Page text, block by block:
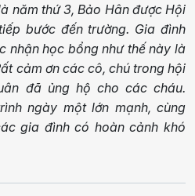
năm thứ 3, Bảo Hân được Hội
bước đến trường. Gia đình
nhận học bổng như thế này là
cảm ơn các cô, chú trong hội
đã ủng hộ cho các cháu.
ngày một lớn mạnh, cùng
gia đình có hoàn cảnh khó